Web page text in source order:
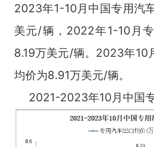
2023年1-10月中国专用汽
美元/辆，2022年1-10月
8.19万美元/辆。2023年10
均价为8.91万美元/辆。
2021-2023年10月中国